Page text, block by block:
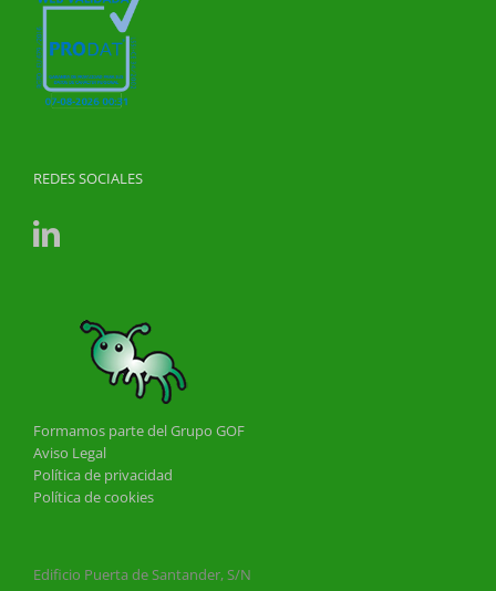
REDES SOCIALES
Formamos parte del Grupo GOF
Aviso Legal
Política de privacidad
Política de cookies
Edificio Puerta de Santander, S/N